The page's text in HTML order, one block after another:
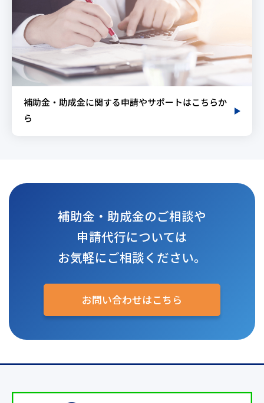
補助金・助成金に関する申請やサポートはこちらか
ら
補助金・助成金のご相談や
申請代行については
お気軽にご相談ください。
お問い合わせはこちら